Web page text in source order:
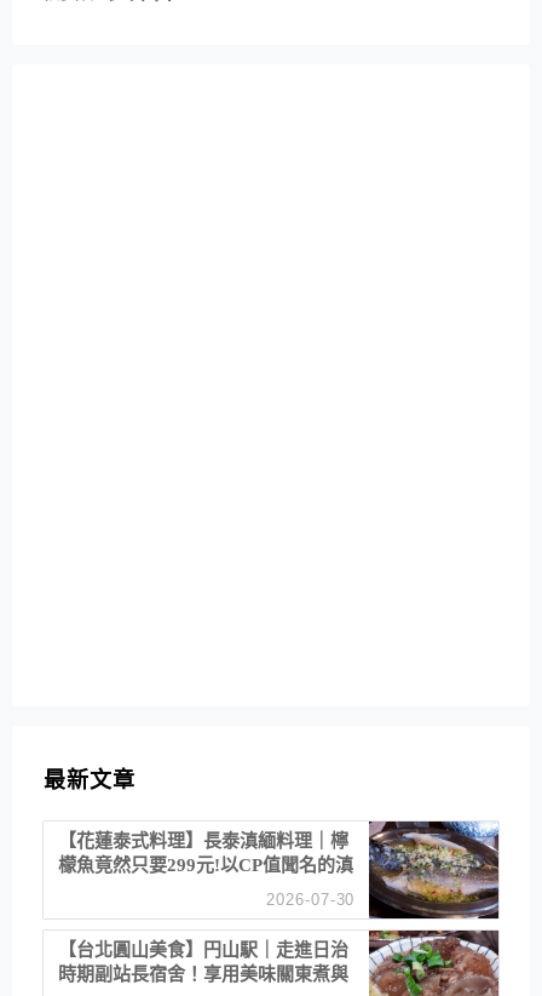
最新文章
【花蓮泰式料理】長泰滇緬料理｜檸
檬魚竟然只要299元!以CP值聞名的滇
2026-07-30
【台北圓山美食】円山駅｜走進日治
時期副站長宿舍！享用美味關東煮與